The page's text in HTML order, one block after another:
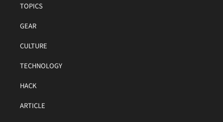
TOPICS
GEAR
CULTURE
TECHNOLOGY
HACK
ARTICLE